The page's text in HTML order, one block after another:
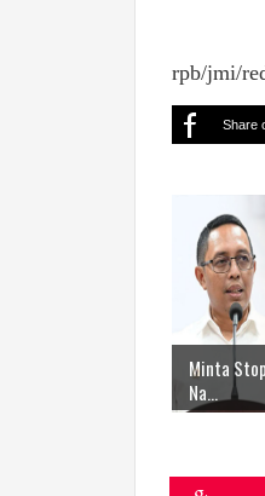
rpb/jmi/
Share
Minta
Na...